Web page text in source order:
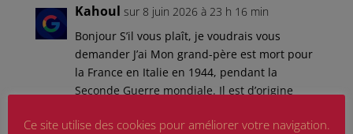
Kahoul sur 8 juin 2026 à 23 h 16 min
Bonjour S’il vous plaît, je voudrais vous
demander J’ai Mon grand-père est mort pour
la France en Italie en 1944, pendant la
Seconde Guerre mondiale. Il est d’origine
guerre et Pupilles de la Nation et là un
Ce site utilise des cookies pour améliorer votre navigation.